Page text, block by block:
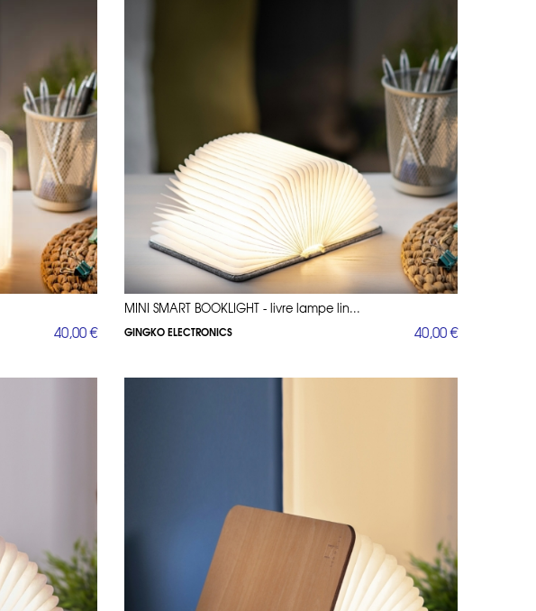
40,00 €
MINI SMART BOOKLIGHT - livre lampe lin...
GINGKO ELECTRONICS 40,00 €